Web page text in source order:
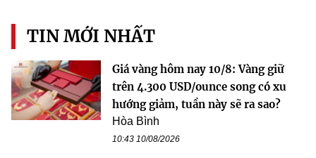
TIN MỚI NHẤT
Giá vàng hôm nay 10/8: Vàng giữ
trên 4.300 USD/ounce song có xu
hướng giảm, tuần này sẽ ra sao?
Hòa Bình
10:43 10/08/2026